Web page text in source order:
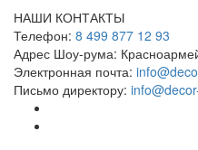
НАШИ КОНТАКТЫ
Телефон: 8 499 877 12 93
Адрес Шоу-рума:
Электронная почта:
Письмо директору: